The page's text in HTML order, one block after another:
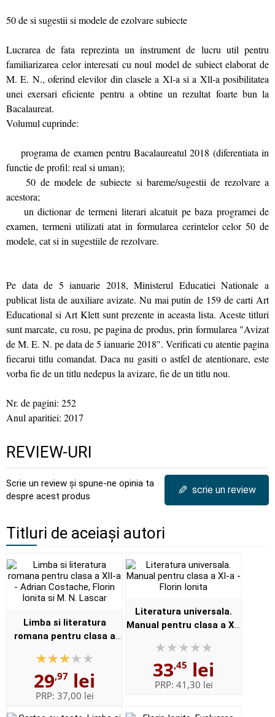
50 de si sugestii si modele de ezolvare subiecte
Lucrarea de fata reprezinta un instrument de lucru util pentru
familiarizarea celor interesati cu noul model de subiect elaborat de
M. E. N., oferind elevilor din clasele a Xl-a si a Xll-a posibilitatea
unei exersari eficiente pentru a obtine un rezultat foarte bun la
Bacalaureat.
Volumul cuprinde:
programa de examen pentru Bacalaureatul 2018 (diferentiata in
functie de profil: real si uman);
50 de modele de subiecte si bareme/sugestii de rezolvare a
acestora;
un dictionar de termeni literari alcatuit pe baza programei de
examen, termeni utilizati atat in formularea cerintelor celor 50 de
modele, cat si in sugestiile de rezolvare.
Pe data de 5 ianuarie 2018, Ministerul Educatiei Nationale a
publicat lista de auxiliare avizate. Nu mai putin de 159 de carti Art
Educational si Art Klett sunt prezente in aceasta lista. Aceste titluri
sunt marcate, cu rosu, pe pagina de produs, prin formularea "Avizat
de M. E. N. pe data de 5 ianuarie 2018". Verificati cu atentie pagina
fiecarui titlu comandat. Daca nu gasiti o astfel de atentionare, este
vorba fie de un titlu nedepus la avizare, fie de un titlu nou.
Nr. de pagini: 252
Anul aparitiei: 2017
REVIEW-URI
Scrie un review și spune-ne opinia ta
despre acest produs
✎ scrie un review
Titluri de aceiași autori
Limba si literatura
romana pentru clasa a
Florin Ionita si M. N.
Lascar
29,97 lei
PRP: 37,00 lei
Literatura universala.
Manual pentru clasa a XI-
33,45 lei
PRP: 41,30 lei